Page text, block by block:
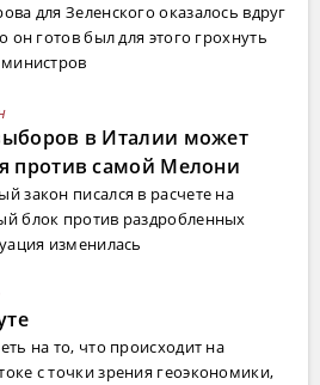
для Зеленского оказалось вдруг
он готов был для этого грохнуть
в Италии может
против самой Мелони
закон писался в расчете на
блок против раздробленных
изменилась
на то, что происходит на
с точки зрения геоэкономики,